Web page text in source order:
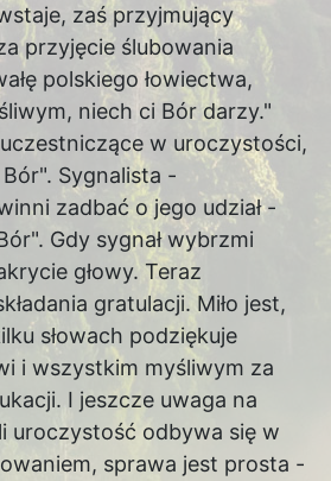
zaś przyjmujący
przyjęcie ślubowania
polskiego łowiectwa,
niech ci Bór darzy."
w uroczystości,
Sygnalista -
zadbać o jego udział -
Gdy sygnał wybrzmi
głowy. Teraz
gratulacji. Miło jest,
słowach podziękuje
i wszystkim myśliwym za
I jeszcze uwaga na
uroczystość odbywa się w
sprawa jest prosta -